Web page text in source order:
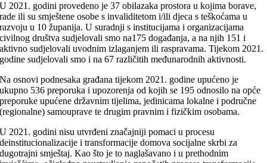
U 2021. godini provedeno je 37 obilazaka prostora u kojima borave,
rade ili su smještene osobe s invaliditetom i/ili djeca s teškoćama u
razvoju u 10 županija. U suradnji s institucijama i organizacijama
civilnog društva sudjelovali smo na175 događanja, a na njih 151 i
aktivno sudjelovali uvodnim izlaganjem ili raspravama. Tijekom 2021.
godine sudjelovali smo i na 67 različitih međunarodnih aktivnosti.
Na osnovi podnesaka građana tijekom 2021. godine upućeno je
ukupno 536 preporuka i upozorenja od kojih se 195 odnosilo na opće
preporuke upućene državnim tijelima, jedinicama lokalne i područne
(regionalne) samouprave te drugim pravnim i fizičkim osobama.
U 2021. godini nisu utvrđeni značajniji pomaci u procesu
deinstitucionalizacije i transformacije domova socijalne skrbi za
dugotrajni smještaj. Kao što je to naglašavano i u prethodnim